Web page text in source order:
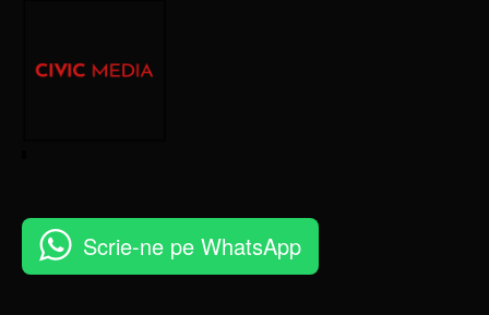
Scrie-ne pe WhatsApp